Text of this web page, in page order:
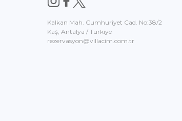
Kalkan Mah. Cumhuriyet Cad. No:38/2
Kaş, Antalya / Türkiye
rezervasyon@villacim.com.tr